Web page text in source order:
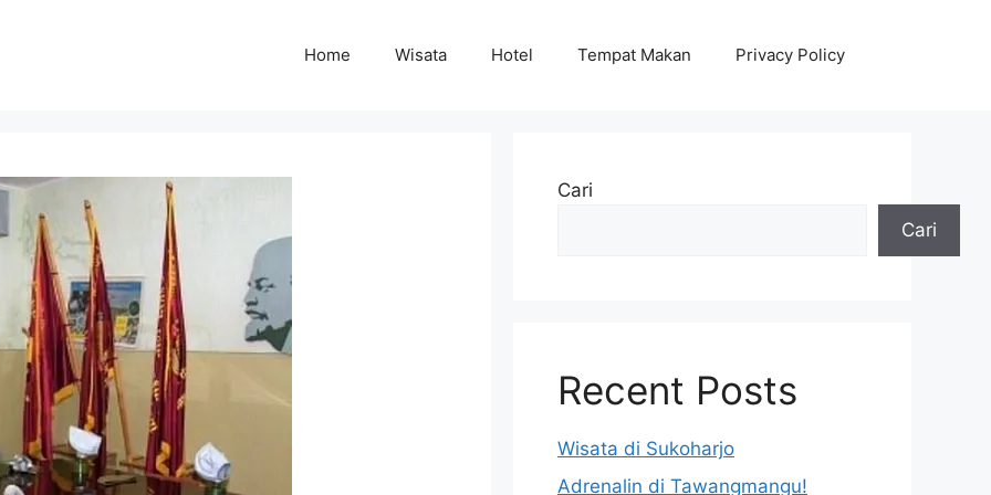
Home Wisata Hotel Tempat Makan Privacy Policy
Cari
Cari
Recent Posts
Wisata di Sukoharjo
Adrenalin di Tawangmangu!